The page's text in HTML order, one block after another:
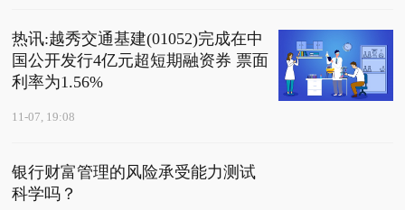
热讯:越秀交通基建(01052)完成在中
国公开发行4亿元超短期融资券 票面
利率为1.56%
11-07, 19:08
银行财富管理的风险承受能力测试
科学吗？